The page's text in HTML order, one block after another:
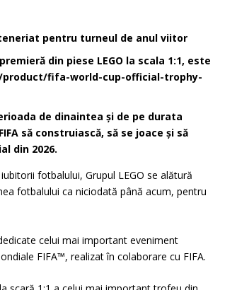
pentru turneul de anul viitor
din piese LEGO la scala 1:1, este
fifa-world-cup-official-trophy-
de dinaintea și de pe durata
să construiască, să se joace și să
din 2026.
fotbalului, Grupul LEGO se alătură
fotbalului ca niciodată până acum, pentru
celui mai important eveniment
FIFA™, realizat în colaborare cu FIFA.